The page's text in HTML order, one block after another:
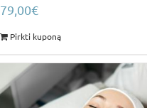
79,00€
Pirkti kuponą